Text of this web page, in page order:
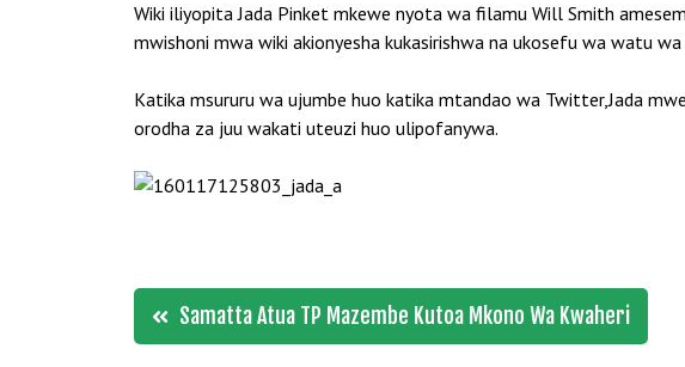
Wiki iliyopita Jada Pinket mkewe nyota wa filamu Will Smith
mwishoni mwa wiki akionyesha kukasirishwa na ukosefu wa watu
Katika msururu wa ujumbe huo katika mtandao wa Twitter,Jada
orodha za juu wakati uteuzi huo ulipofanywa.
PostSamatta Atua TP Mazembe Kutoa Mkono Wa Kwaheri